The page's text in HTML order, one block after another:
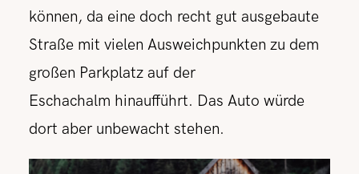
können, da eine doch recht gut ausgebaute
Straße mit vielen Ausweichpunkten zu dem
großen Parkplatz auf der
Eschachalm hinaufführt. Das Auto würde
dort aber unbewacht stehen.